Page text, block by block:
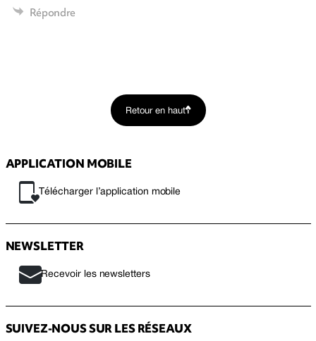
Répondre
Retour en haut
APPLICATION MOBILE
Télécharger l’application mobile
NEWSLETTER
Recevoir les newsletters
SUIVEZ-NOUS SUR LES RÉSEAUX